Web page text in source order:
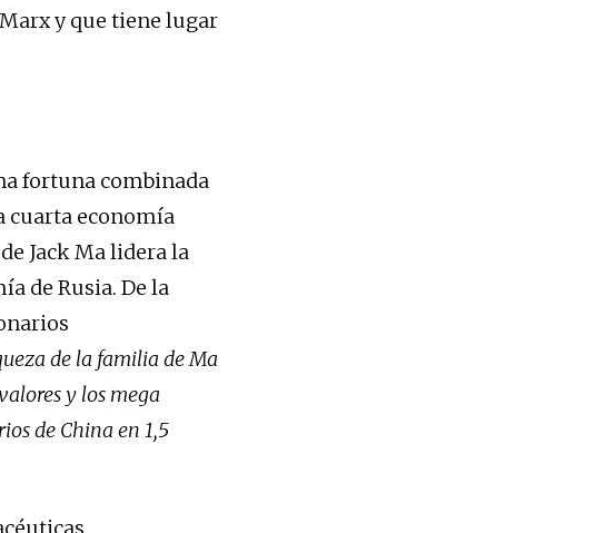
y que tiene lugar
fortuna combinada
cuarta economía
Jack Ma lidera la
de Rusia. De la
de la familia de Ma
y los mega
de China en 1,5